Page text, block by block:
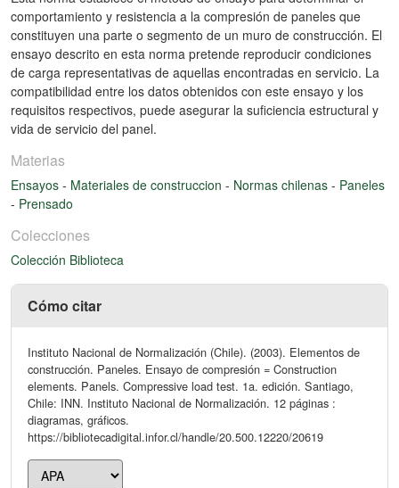
comportamiento y resistencia a la compresión de paneles que
constituyen una parte o segmento de un muro de construcción. El
ensayo descrito en esta norma pretende reproducir condiciones
de carga representativas de aquellas encontradas en servicio. La
compatibilidad entre los datos obtenidos con este ensayo y los
requisitos respectivos, puede asegurar la suficiencia estructural y
vida de servicio del panel.
Materias
Ensayos - Materiales de construccion - Normas chilenas - Paneles
- Prensado
Colecciones
Colección Biblioteca
Cómo citar
Instituto Nacional de Normalización (Chile). (2003). Elementos de
construcción. Paneles. Ensayo de compresión = Construction
elements. Panels. Compressive load test. 1a. edición. Santiago,
Chile: INN. Instituto Nacional de Normalización. 12 páginas :
diagramas, gráficos.
https://bibliotecadigital.infor.cl/handle/20.500.12220/20619